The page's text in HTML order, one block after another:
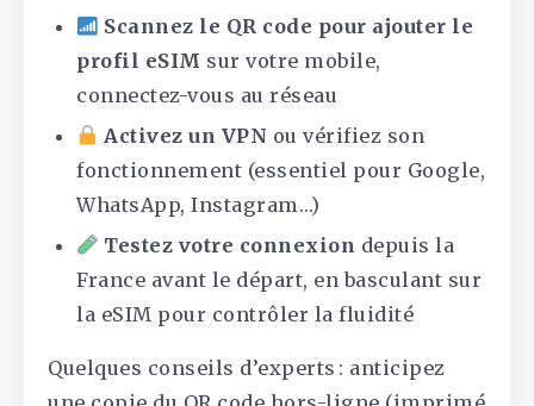
Scannez le QR code pour ajouter le
profil eSIM sur votre mobile,
connectez-vous au réseau
Activez un VPN ou vérifiez son
fonctionnement (essentiel pour Google,
WhatsApp, Instagram…)
Testez votre connexion depuis la
France avant le départ, en basculant sur
la eSIM pour contrôler la fluidité
Quelques conseils d’experts : anticipez